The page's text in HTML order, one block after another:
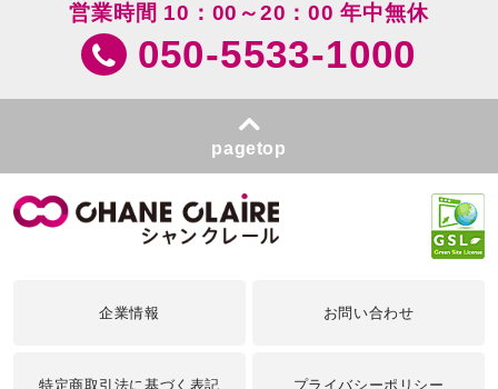
営業時間 10：00～20：00 年中無休
050-5533-1000
pagetop
企業情報 お問い合わせ
特定商取引法に基づく表記 プライバシーポリシー